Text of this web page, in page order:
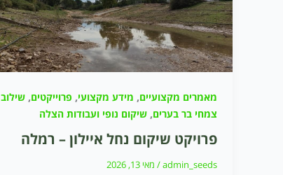
מאמרים מקצועיים, מידע מקצועי, פרוייקטים,שילוב
צמחי בר בערים,שיקום נופי ועבודות הצלה
פרויקט שיקום נחל איילון – רמלה
admin_seeds
/ מאי 13, 2026